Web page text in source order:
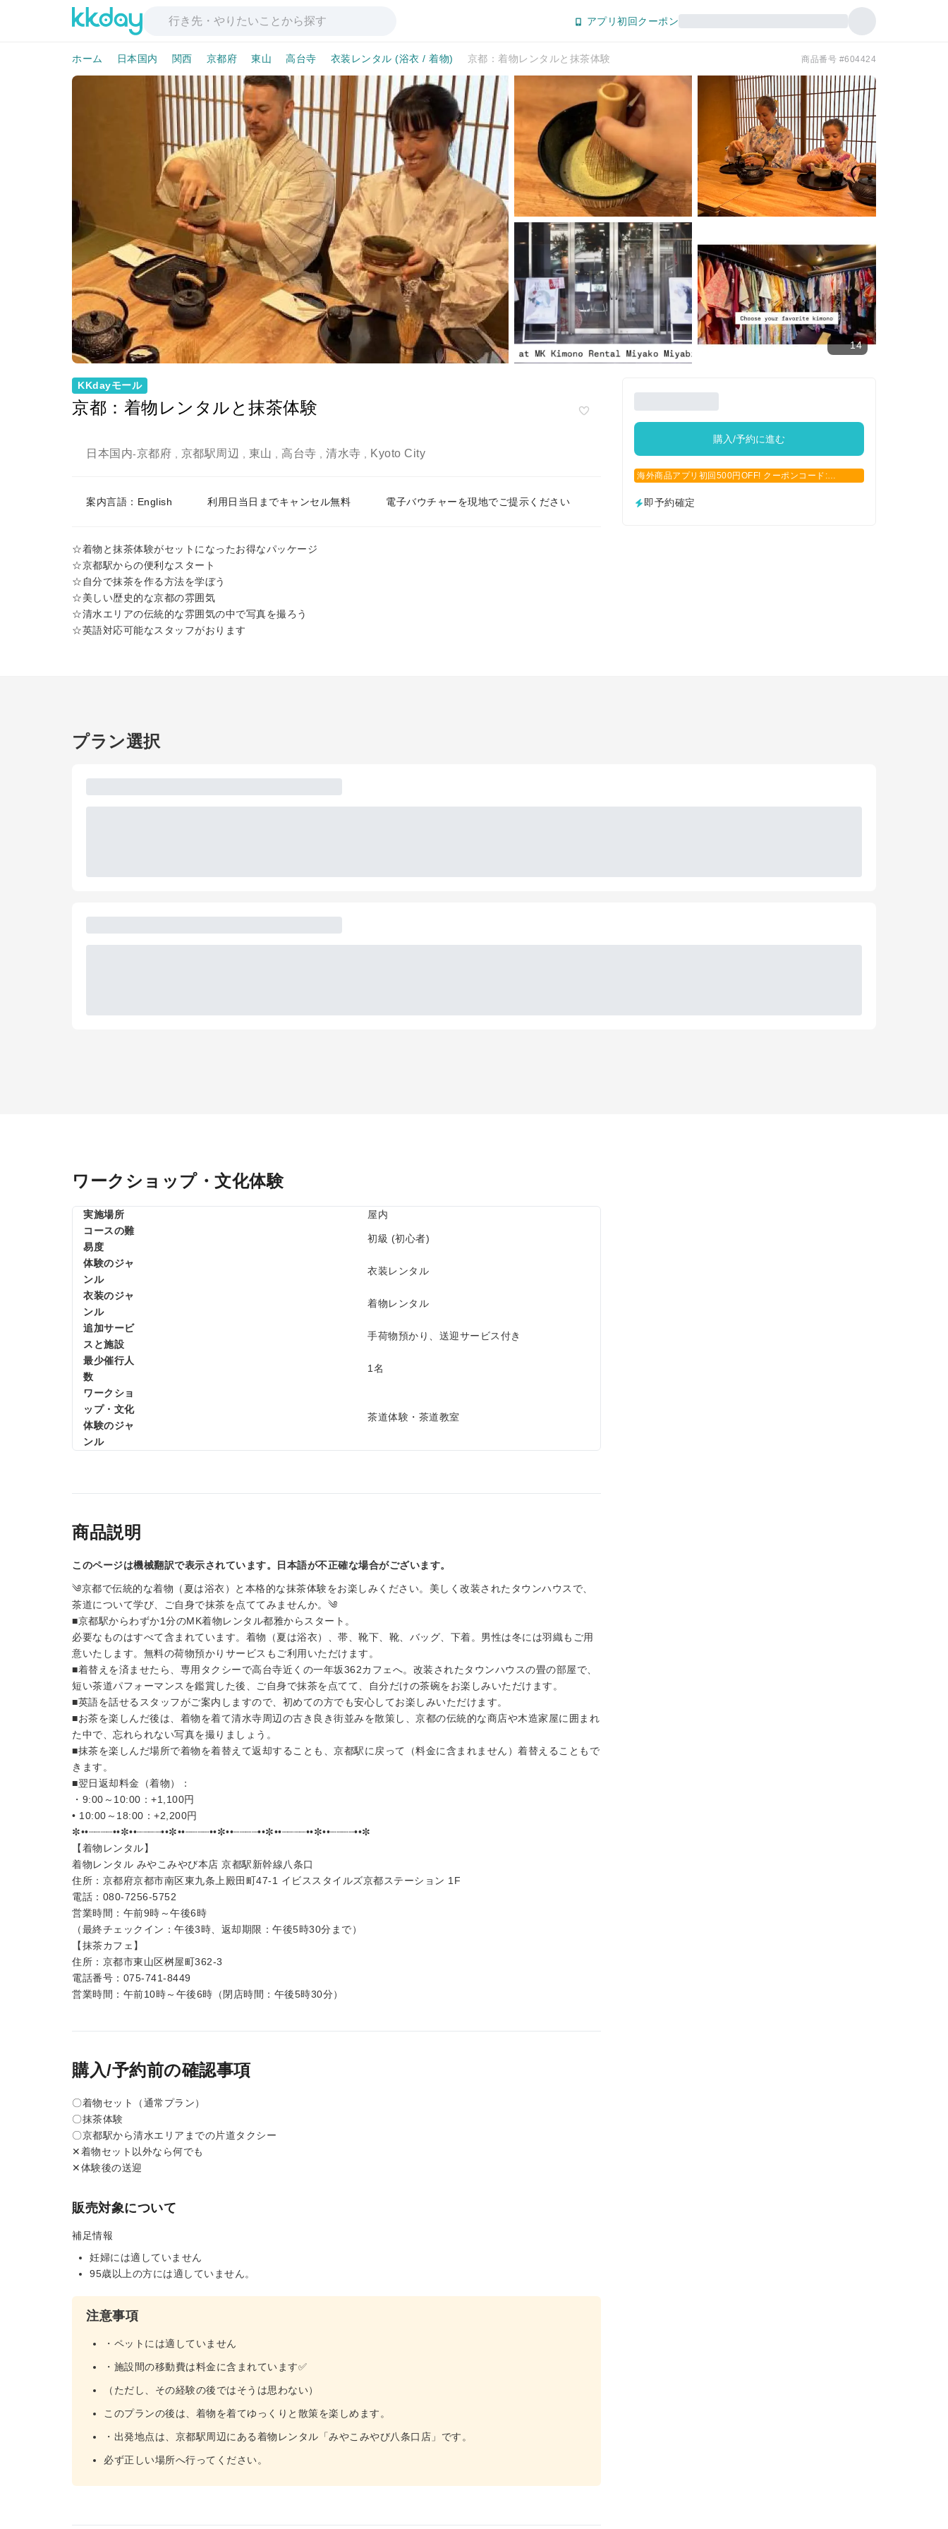
アプリ初回クーポン
ホーム 日本国内 関西 京都府 東山 高台寺 衣装レンタル (浴衣 / 着物) 京都：着物レンタルと抹茶体験 商品番号 #604424
14
KKdayモール
京都：着物レンタルと抹茶体験
日本国内-京都府 京都駅周辺 東山 高台寺 清水寺 Kyoto City
案内言語：English 利用日当日までキャンセル無料 電子バウチャーを現地でご提示ください
☆着物と抹茶体験がセットになったお得なパッケージ
☆京都駅からの便利なスタート
☆自分で抹茶を作る方法を学ぼう
☆美しい歴史的な京都の雰囲気
☆清水エリアの伝統的な雰囲気の中で写真を撮ろう
☆英語対応可能なスタッフがおります
購入/予約に進む
海外商品アプリ初回500円OFF! クーポンコード:
即予約確定
プラン選択
ワークショップ・文化体験
実施場所
屋内
コースの難
易度
初級 (初心者)
体験のジャ
ンル
衣装レンタル
衣装のジャ
ンル
着物レンタル
追加サービ
スと施設
手荷物預かり、送迎サービス付き
最少催行人
数
1名
ワークショ
ップ・文化
体験のジャ
ンル
茶道体験・茶道教室
商品説明
このページは機械翻訳で表示されています。日本語が不正確な場合がございます。
༄京都で伝統的な着物（夏は浴衣）と本格的な抹茶体験をお楽しみください。美しく改装されたタウンハウスで、
茶道について学び、ご自身で抹茶を点ててみませんか。༄
■京都駅からわずか1分のMK着物レンタル都雅からスタート。
必要なものはすべて含まれています。着物（夏は浴衣）、帯、靴下、靴、バッグ、下着。男性は冬には羽織もご用
意いたします。無料の荷物預かりサービスもご利用いただけます。
■着替えを済ませたら、専用タクシーで高台寺近くの一年坂362カフェへ。改装されたタウンハウスの畳の部屋で、
短い茶道パフォーマンスを鑑賞した後、ご自身で抹茶を点てて、自分だけの茶碗をお楽しみいただけます。
■英語を話せるスタッフがご案内しますので、初めての方でも安心してお楽しみいただけます。
■お茶を楽しんだ後は、着物を着て清水寺周辺の古き良き街並みを散策し、京都の伝統的な商店や木造家屋に囲まれ
た中で、忘れられない写真を撮りましょう。
■抹茶を楽しんだ場所で着物を着替えて返却することも、京都駅に戻って（料金に含まれません）着替えることもで
きます。
■翌日返却料金（着物）：
・9:00～10:00：+1,100円
• 10:00～18:00：+2,200円
✼••┈┈┈┈••✼••┈┈┈┈••✼••┈┈┈┈••✼••┈┈┈┈••✼••┈┈┈┈••✼••┈┈┈┈••✼
【着物レンタル】
着物レンタル みやこみやび本店 京都駅新幹線八条口
住所：京都府京都市南区東九条上殿田町47-1 イビススタイルズ京都ステーション 1F
電話：080-7256-5752
営業時間：午前9時～午後6時
（最終チェックイン：午後3時、返却期限：午後5時30分まで）
【抹茶カフェ】
住所：京都市東山区桝屋町362-3
電話番号：075-741-8449
営業時間：午前10時～午後6時（閉店時間：午後5時30分）
購入/予約前の確認事項
〇着物セット（通常プラン）
〇抹茶体験
〇京都駅から清水エリアまでの片道タクシー
✕着物セット以外なら何でも
✕体験後の送迎
販売対象について
補足情報
妊婦には適していません
95歳以上の方には適していません。
注意事項
・ペットには適していません
・施設間の移動費は料金に含まれています✅
（ただし、その経験の後ではそうは思わない）
このプランの後は、着物を着てゆっくりと散策を楽しめます。
・出発地点は、京都駅周辺にある着物レンタル「みやこみやび八条口店」です。
必ず正しい場所へ行ってください。